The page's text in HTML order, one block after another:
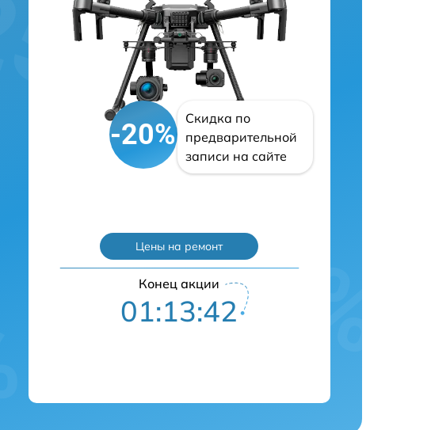
-20%
Скидка по
предварительной
записи на сайте
Цены на ремонт
Конец акции
01:13:42